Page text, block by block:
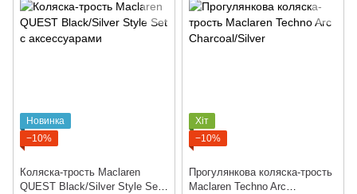
Новинка
−10%
Коляска-трость Maclaren
QUEST Black/Silver Style Set
Хіт
−10%
Прогулянкова коляска-трость
Maclaren Techno Arc